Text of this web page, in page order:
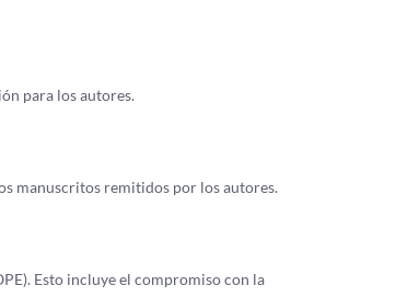
para los autores.
manuscritos remitidos por los autores.
Esto incluye el compromiso con la